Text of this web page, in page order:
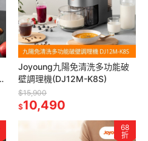
Joyoung九陽免清洗多功能破
壁調理機(DJ12M-K8S)
$15,900
$10,490
68
折